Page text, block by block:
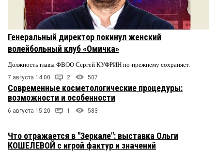
Генеральный директор покинул женский
волейбольный клуб «Омичка»
Должность главы ФВОО Сергей КУФРИН по-прежнему сохраняет.
7 августа 14:00 2 507
Современные косметологические процедуры:
возможности и особенности
6 августа 15:20 1 583
Что отражается в "Зеркале": выставка Ольги
КОШЕЛЕВОЙ с игрой фактур и значений